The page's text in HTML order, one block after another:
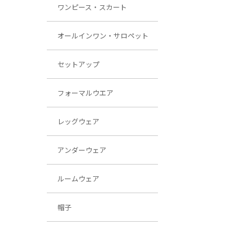
ワンピース・スカート
オールインワン・サロペット
セットアップ
フォーマルウエア
レッグウェア
アンダーウェア
ルームウェア
帽子